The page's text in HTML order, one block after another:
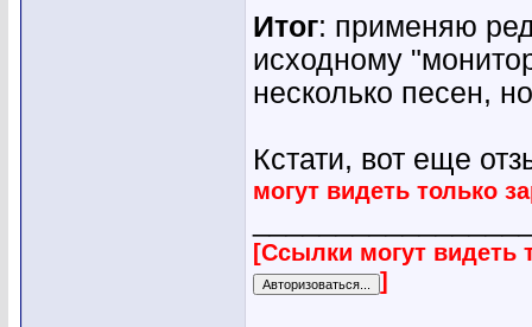
Итог: применяю
исходному
несколько песен,
Кстати, вот еще
могут видеть только
[Ссылки могут видеть
]